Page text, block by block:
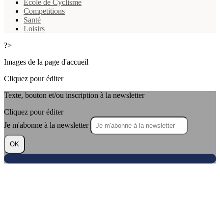
Ecole de Cyclisme
Competitions
Santé
Loisirs
?>
Images de la page d'accueil
Cliquez pour éditer
Texte, bouton et/ou inscription à la newsletter
Cliquez pour éditer
Je m'abonne à la newsletter
OK